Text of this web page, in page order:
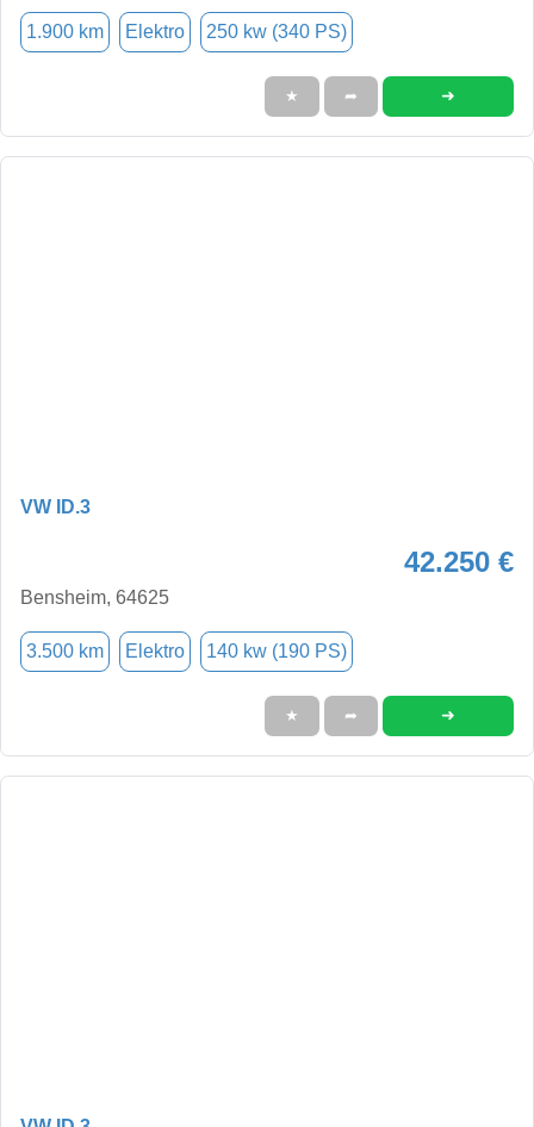
1.900 km Elektro 250 kw (340 PS)
★ ➦ ➜
VW ID.3
42.250 €
Bensheim, 64625
3.500 km Elektro 140 kw (190 PS)
★ ➦ ➜